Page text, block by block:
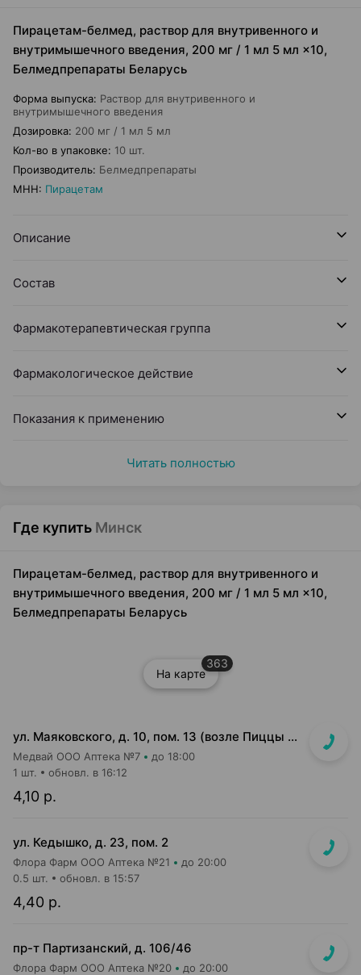
Пирацетам-белмед, раствор для внутривенного и
внутримышечного введения, 200 мг / 1 мл 5 мл ×10,
Белмедпрепараты Беларусь
Форма выпуска: Раствор для внутривенного и
внутримышечного введения
Дозировка: 200 мг / 1 мл 5 мл
Кол-во в упаковке: 10 шт.
Производитель: Белмедпрепараты
МНН: Пирацетам
Описание
Состав
Фармакотерапевтическая группа
Фармакологическое действие
Показания к применению
Читать полностью
Где купить Минск
Пирацетам-белмед, раствор для внутривенного и
внутримышечного введения, 200 мг / 1 мл 5 мл ×10,
Белмедпрепараты Беларусь
На карте
363
ул. Маяковского, д. 10, пом. 13 (возле Пиццы Мании)
Медвай ООО Аптека №7 до 18:00
4,10 р.
1 шт. обновл. в 16:12
ул. Кедышко, д. 23, пом. 2
Флора Фарм ООО Аптека №21 до 20:00
4,40 р.
0.5 шт. обновл. в 15:57
пр-т Партизанский, д. 106/46
Флора Фарм ООО Аптека №20 до 20:00